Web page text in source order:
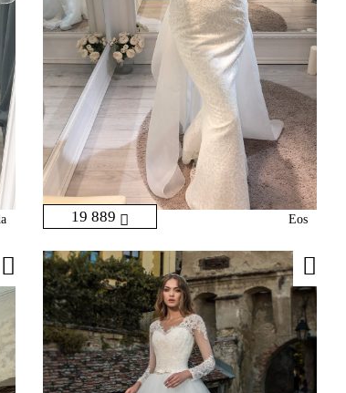
19 889 Eos